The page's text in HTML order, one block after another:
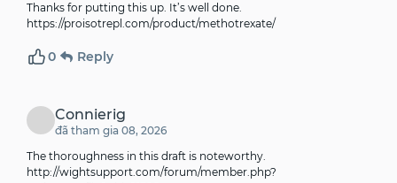
Thanks for putting this up. It’s well done.
https://proisotrepl.com/product/methotrexate/
0 Reply
Connierig
đã tham gia 08, 2026
The thoroughness in this draft is noteworthy.
http://wightsupport.com/forum/member.php?